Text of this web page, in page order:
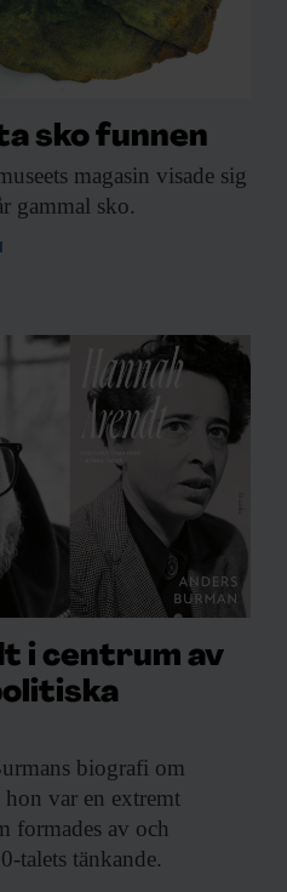
sko funnen
magasin visade sig
gammal sko.
i centrum av
biografi om
var en extremt
formades av och
talets tänkande.